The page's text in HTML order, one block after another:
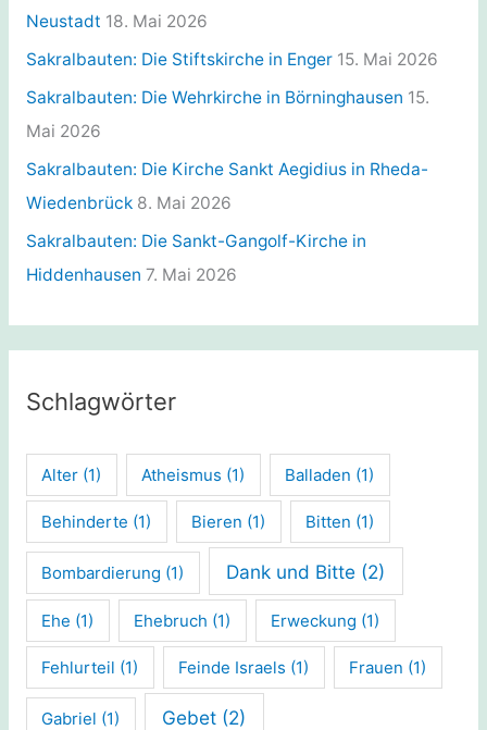
Neustadt 18. Mai 2026
Sakralbauten: Die Stiftskirche in Enger 15. Mai 2026
Sakralbauten: Die Wehrkirche in Börninghausen 15.
Mai 2026
Sakralbauten: Die Kirche Sankt Aegidius in Rheda-
Wiedenbrück 8. Mai 2026
Sakralbauten: Die Sankt-Gangolf-Kirche in
Hiddenhausen 7. Mai 2026
Schlagwörter
Alter (1) Atheismus (1) Balladen (1)
Behinderte (1) Bieren (1) Bitten (1)
Bombardierung (1) Dank und Bitte (2)
Ehe (1) Ehebruch (1) Erweckung (1)
Fehlurteil (1) Feinde Israels (1) Frauen (1)
Gabriel (1) Gebet (2)